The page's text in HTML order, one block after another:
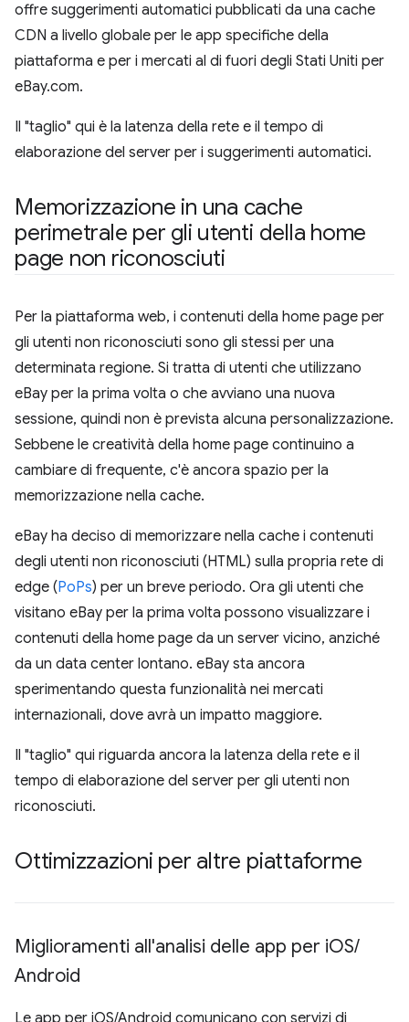
offre suggerimenti automatici pubblicati da una cache
CDN a livello globale per le app specifiche della
piattaforma e per i mercati al di fuori degli Stati Uniti per
eBay.com.
Il "taglio" qui è la latenza della rete e il tempo di
elaborazione del server per i suggerimenti automatici.
Memorizzazione in una cache
perimetrale per gli utenti della home
page non riconosciuti
Per la piattaforma web, i contenuti della home page per
gli utenti non riconosciuti sono gli stessi per una
determinata regione. Si tratta di utenti che utilizzano
eBay per la prima volta o che avviano una nuova
sessione, quindi non è prevista alcuna personalizzazione.
Sebbene le creatività della home page continuino a
cambiare di frequente, c'è ancora spazio per la
memorizzazione nella cache.
eBay ha deciso di memorizzare nella cache i contenuti
degli utenti non riconosciuti (HTML) sulla propria rete di
edge (PoPs) per un breve periodo. Ora gli utenti che
visitano eBay per la prima volta possono visualizzare i
contenuti della home page da un server vicino, anziché
da un data center lontano. eBay sta ancora
sperimentando questa funzionalità nei mercati
internazionali, dove avrà un impatto maggiore.
Il "taglio" qui riguarda ancora la latenza della rete e il
tempo di elaborazione del server per gli utenti non
riconosciuti.
Ottimizzazioni per altre piattaforme
Miglioramenti all'analisi delle app per iOS/
Android